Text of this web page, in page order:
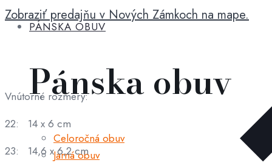
PÁNSKA OBUV
Pánska obuv
Celoročná obuv
Jarná obuv
Fella
modrý
Zobraziť predajňu v Nových Zámkoch na mape.
Vnútorné rozmery:
22: 14 x 6 cm
23: 14,6 x 6,2 cm